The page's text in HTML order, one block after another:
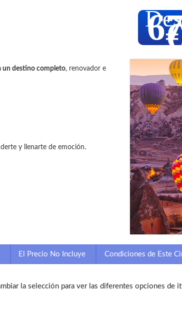
un destino completo, renovador e
y llenarte de emoción.
El Precio No Incluye Condiciones de Este
la selección para ver las diferentes opciones de